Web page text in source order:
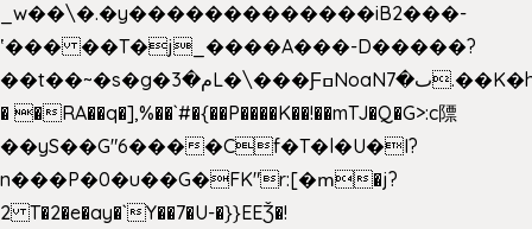
_w��\�.�y�������������iB2���-
ʽ��� ��T�j_����A���-D�����?
��t��~�s�g�م�3L�\���ƑߛNoaNٮ�7.��K�h8K�Ύ���haB��#��>�b�#�f�<��
� �RA��q�],%��`#�{��P����K��!��mTJ�Q�G>:c䧣
��yS��G"6����Cf�T�l�U�I?
n���P�0�u��G�FK"r:[�ՠ�j?
2 T�2�e�ay�`Y��7�U-�}}EEǮ�!